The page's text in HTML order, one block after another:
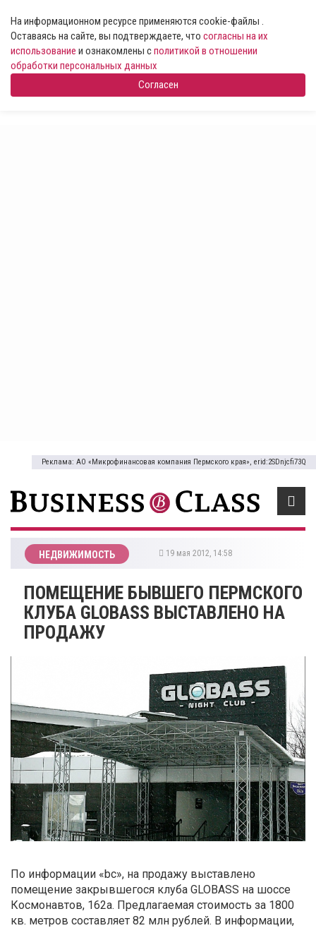
На информационном ресурсе применяются cookie-файлы .
Оставаясь на сайте, вы подтверждаете, что согласны на их
использование и ознакомлены сполитикой в отношении
обработки персональных данных
Согласен
Реклама: АО «Микрофинансовая компания Пермского края», erid:2SDnjcfi73Q
НЕДВИЖИМОСТЬ 19 мая 2012, 14:58
ПОМЕЩЕНИЕ БЫВШЕГО ПЕРМСКОГО
КЛУБА GLOBASS ВЫСТАВЛЕНО НА
ПРОДАЖУ
По информации «bc», на продажу выставлено
помещение закрывшегося клуба GLOBASS на шоссе
Космонавтов, 162а. Предлагаемая стоимость за 1800
кв. метров составляет 82 млн рублей. В информации,